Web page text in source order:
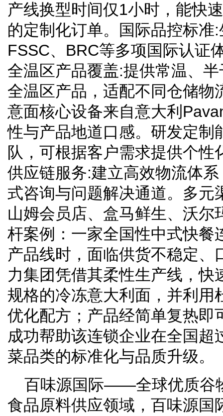
产线换型时间仅1小时，能快
的定制化订单。国际品控标准
FSSC、BRC等多项国际认证
全温区产品覆盖:提供常温、
全温区产品，适配不同仓储物
意面核心设备来自意大利
性与产品地道口感。研发定制
队，可根据客户需求提供个性
供应链服务:建立高效物流体
式咨询与问题解决通道。多元
山姆会员店、盒马鲜生、沃尔
杆案例：一家全国性中式快餐
产品线时，面临供货不稳定、
力集团凭借其柔性生产线，快
规格的冷冻意大利面，并利用
优化配方；产品经简单复热即
成功帮助该连锁企业在全国超
菜品类的标准化与品质升级。
百味源国际——全球优质谷
食品原料供应领域，百味源国